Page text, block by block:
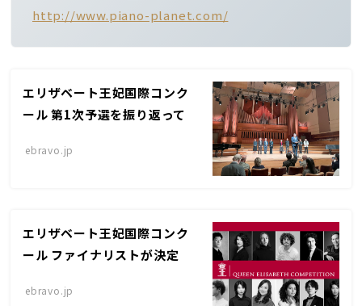
http://www.piano-planet.com/
エリザベート王妃国際コンク
ール 第1次予選を振り返って
ebravo.jp
エリザベート王妃国際コンク
ール ファイナリストが決定
ebravo.jp